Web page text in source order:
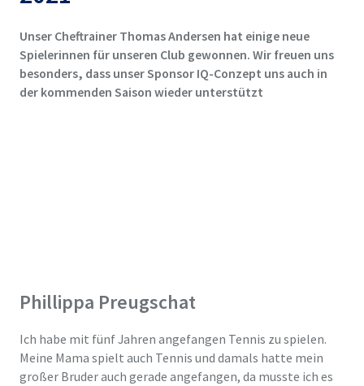
Unser Cheftrainer Thomas Andersen hat einige neue
Spielerinnen für unseren Club gewonnen. Wir freuen uns
besonders, dass unser Sponsor IQ-Conzept uns auch in
der kommenden Saison wieder unterstützt
Phillippa Preugschat
Ich habe mit fünf Jahren angefangen Tennis zu spielen.
Meine Mama spielt auch Tennis und damals hatte mein
großer Bruder auch gerade angefangen, da musste ich es